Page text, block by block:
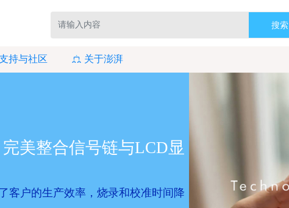
搜索
持与社区 关于澎湃
美整合信号链与LCD显
客户的生产效率，烧录和校准时间降